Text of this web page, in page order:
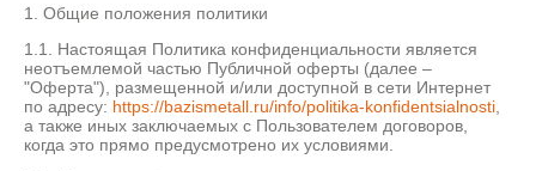
1. Общие положения политики
1.1. Настоящая Политика конфиденциальности является
неотъемлемой частью Публичной оферты (далее –
"Оферта"), размещенной и/или доступной в сети Интернет
по адресу: https://bazismetall.ru/info/politika-konfidentsialnosti
а также иных заключаемых с Пользователем договоров,
когда это прямо предусмотрено их условиями.